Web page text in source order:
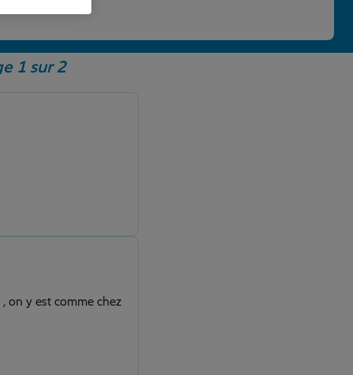
1 sur 2
on y est comme chez